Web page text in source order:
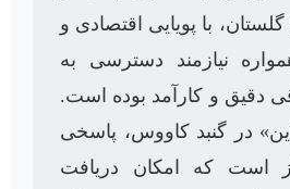
با پویایی اقتصادی و
نیازمند دسترسی به
دقیق و کارآمد بوده است.
در گنبد کاووس، پاسخی
است که امکان دریافت